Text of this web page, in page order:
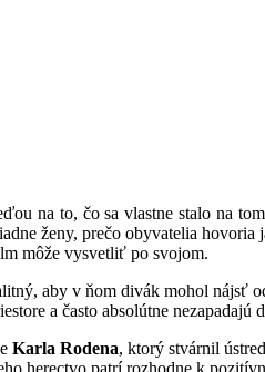
na to, čo sa vlastne stalo na
ženy, prečo obyvatelia
môže vysvetliť po svojom.
aby v ňom divák mohol nájsť
a často absolútne nezapadajú
Karla Rodena, ktorý stvárnil
herectvo patrí rozhodne k